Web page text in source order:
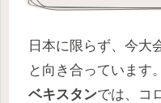
日本に限らず、今大
と向き合っています
ベキスタンでは、コ